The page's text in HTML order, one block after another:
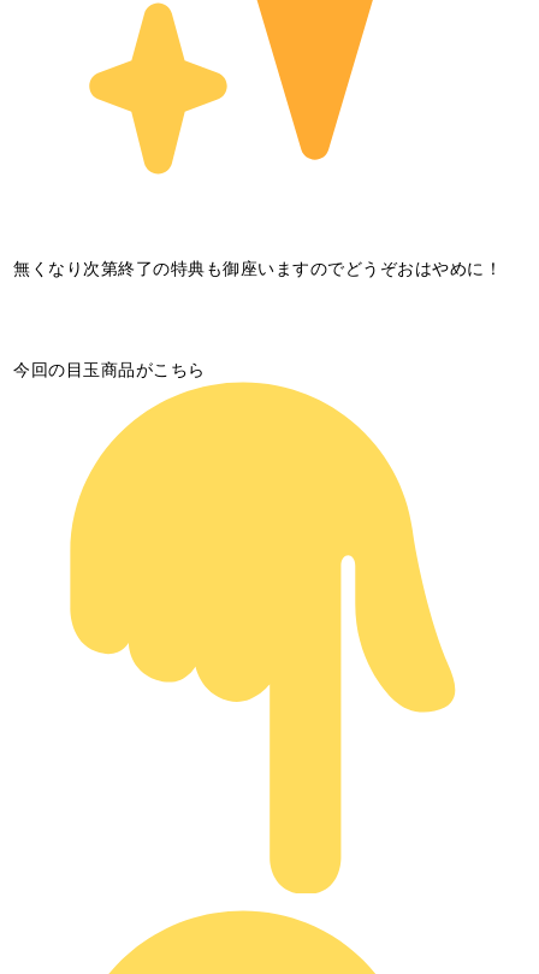
無くなり次第終了の特典も御座いますのでどうぞおはやめに！
今回の目玉商品がこちら